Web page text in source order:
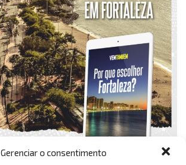
Gerenciar o consentimento